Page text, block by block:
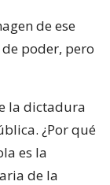
de ese
poder, pero
la dictadura
¿Por qué
es la
de la